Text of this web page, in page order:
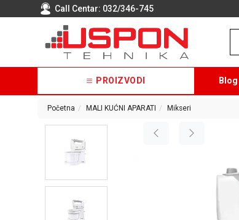
Call Centar: 032/346-745
PROIZVODI Blog
Početna MALI KUĆNI APARATI Mikseri